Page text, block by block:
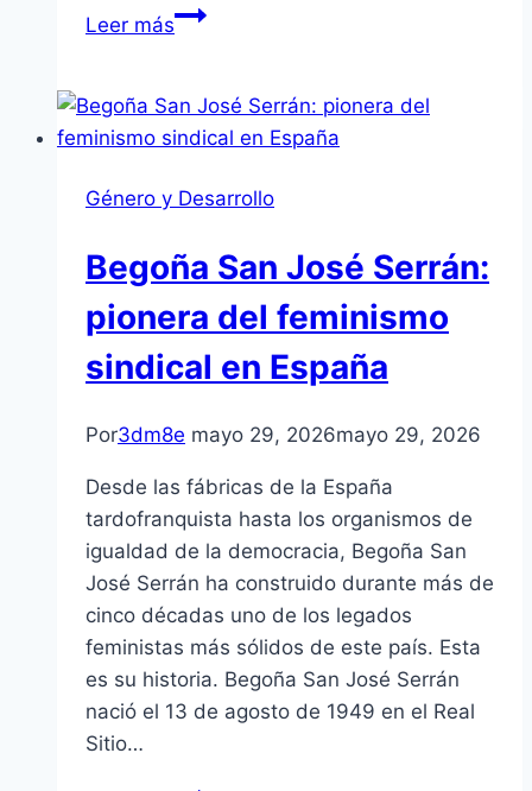
Leer másComunicado
ante
la
penalización
la
píldora
anticonceptiva
de
en
Género y Desarrollo
Begoña San José Serrán:
pionera del feminismo
sindical en España
Por3dm8e mayo 29, 2026mayo 29, 2026
Desde las fábricas de la España
tardofranquista hasta los organismos de
igualdad de la democracia, Begoña San
José Serrán ha construido durante más de
cinco décadas uno de los legados
feministas más sólidos de este país. Esta
es su historia. Begoña San José Serrán
nació el 13 de agosto de 1949 en el Real
Sitio…